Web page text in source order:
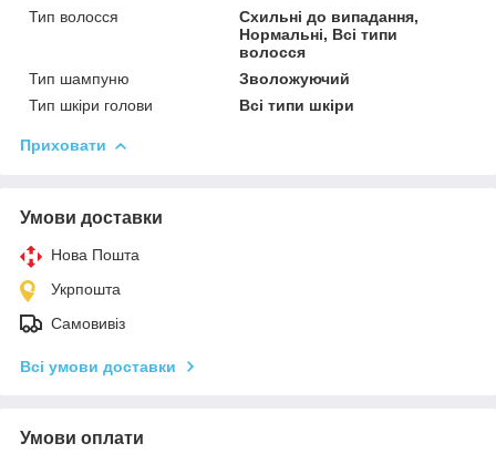
Тип волосся
Схильні до випадання,
Нормальні, Всі типи
волосся
Тип шампуню
Зволожуючий
Тип шкіри голови
Всі типи шкіри
Приховати
Умови доставки
Нова Пошта
Укрпошта
Самовивіз
Всі умови доставки
Умови оплати